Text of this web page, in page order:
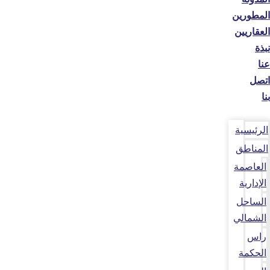
المطورين
العقاريين
نبذة
عنا
اتصل
بنا
الرئيسية
المناطق
العاصمة
الإدارية
الساحل
الشمالي
راس
الحكمة